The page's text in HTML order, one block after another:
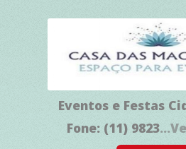
Eventos e Festas
Fone: (11) 9823